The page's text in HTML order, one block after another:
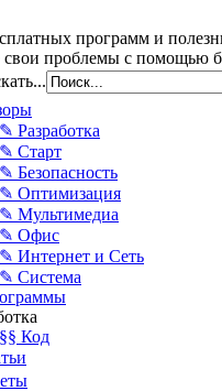
программ и
свои проблемы с помощью
✎ Разработка
✎ Старт
✎ Безопасность
✎ Оптимизация
✎ Мультимедиа
✎ Офис
✎ Интернет и Сеть
✎ Система
§§ Код